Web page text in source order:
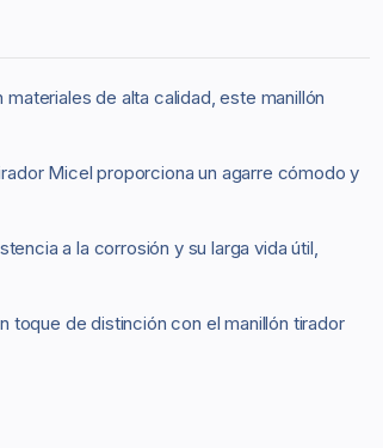
de alta calidad, este manillón
Micel proporciona un agarre cómodo y
a la corrosión y su larga vida útil,
toque de distinción con el manillón tirador